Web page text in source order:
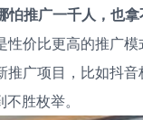
推广一千人，也拿
价比更高的推广模
推广项目，比如抖
胜枚举。